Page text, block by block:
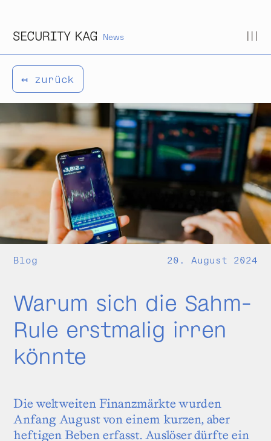
News
↤ zurück
Blog 20. August 2024
Warum sich die Sahm-
Rule erstmalig irren
könnte
Die weltweiten Finanzmärkte wurden
Anfang August von einem kurzen, aber
heftigen Beben erfasst. Auslöser dürfte ein